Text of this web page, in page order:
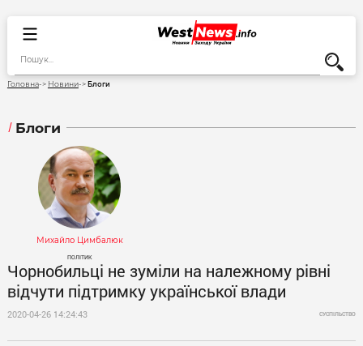
Головна Новини Блоги
Блоги
Михайло Цимбалюк
ПОЛІТИК
Чорнобильці не зуміли на належному рівні
відчути підтримку української влади
2020-04-26 14:24:43 СУСПІЛЬСТВО